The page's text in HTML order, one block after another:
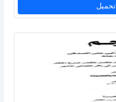
تحميل